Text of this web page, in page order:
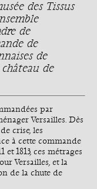
des Tissus
de
de
de
de
par
Versailles. Dès
crise, les
à cette commande
et 1813, ces métrages
Versailles, et la
de la chute de